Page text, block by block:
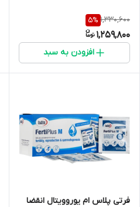
1,330,600
5%
1,259,800
افزودن به سبد
فرتی پلاس ام یوروویتال انقضا